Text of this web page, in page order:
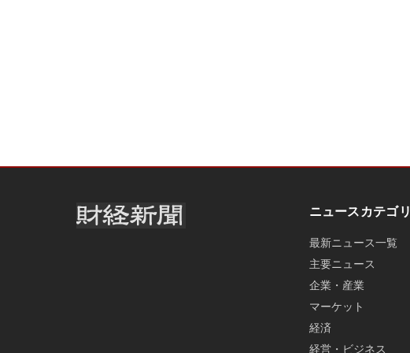
ニュースカテゴリ
最新ニュース一覧
主要ニュース
企業・産業
マーケット
経済
経営・ビジネス